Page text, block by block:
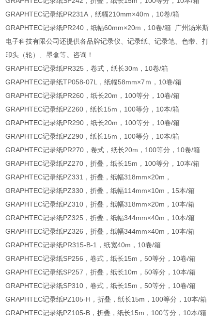
GRAPHTEC记录纸PR231A，纸幅210mm×40m，10卷/箱
GRAPHTEC记录纸PR240，纸幅60mm×20m，10卷/箱 广州汤米斯
电子科技有限公司还提供各品牌记录仪、记录纸、记录笔、色带、打
印头（轮）、墨盒等。咨询！
GRAPHTEC记录纸PR325，卷式，纸长30m，10卷/箱
GRAPHTEC记录纸TP058-07L，纸幅58mm×7ｍ，10卷/箱
GRAPHTEC记录纸PR260，纸长20m，100等分，10卷/箱
GRAPHTEC记录纸PZ260，纸长15m，100等分，10本/箱
GRAPHTEC记录纸PR290，纸长20m，100等分，10卷/箱
GRAPHTEC记录纸PZ290，纸长15m，100等分，10本/箱
GRAPHTEC记录纸PR270，卷式，纸长20m，100等分，10卷/箱
GRAPHTEC记录纸PZ270，折叠，纸长15m，100等分，10本/箱
GRAPHTEC记录纸PZ331，折叠，纸幅318mm×20m，
GRAPHTEC记录纸PZ330，折叠，纸幅114mm×10m，15本/箱
GRAPHTEC记录纸PZ310，折叠，纸幅318mm×20m，10本/箱
GRAPHTEC记录纸PZ325，折叠，纸幅344mm×40m，10本/箱
GRAPHTEC记录纸PZ326，折叠，纸幅344mm×40m，10本/箱
GRAPHTEC记录纸PR315-B-1，纸宽40m，10卷/箱
GRAPHTEC记录纸SP256，卷式，纸长15m，50等分，10卷/箱
GRAPHTEC记录纸SP257，折叠，纸长10m，50等分，10本/箱
GRAPHTEC记录纸SP310，卷式，纸长15m，50等分，10卷/箱
GRAPHTEC记录纸PZ105-H，折叠，纸长15m，100等分，10本/箱
GRAPHTEC记录纸PZ105-B，折叠，纸长15m，100等分，10本/箱